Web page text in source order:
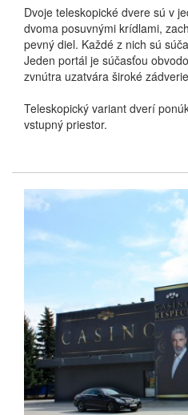
Dvoje teleskopické dvere sú v
dvoma posuvnými krídlami,
pevný diel. Každé z nich sú
Jeden portál je súčasťou
zvnútra uzatvára široké
Teleskopický variant dverí
vstupný priestor.